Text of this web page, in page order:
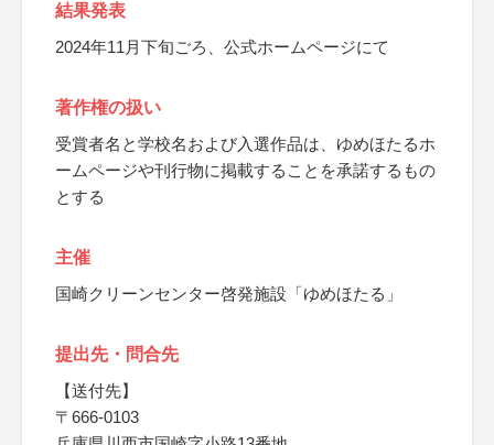
結果発表
2024年11月下旬ごろ、公式ホームページにて
著作権の扱い
受賞者名と学校名および入選作品は、ゆめほたるホ
ームページや刊行物に掲載することを承諾するもの
とする
主催
国崎クリーンセンター啓発施設「ゆめほたる」
提出先・問合先
【送付先】
〒666-0103